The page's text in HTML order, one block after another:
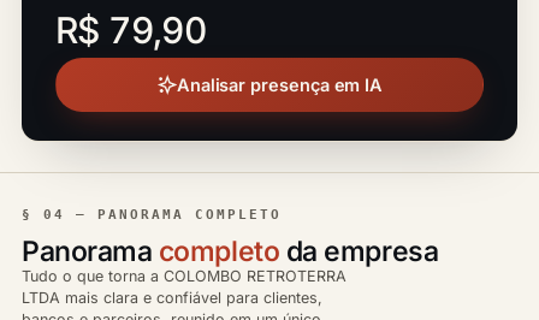
R$ 79,90
Analisar presença em IA
§ 04 — PANORAMA COMPLETO
Panorama completo da empresa
Tudo o que torna a COLOMBO RETROTERRA
LTDA mais clara e confiável para clientes,